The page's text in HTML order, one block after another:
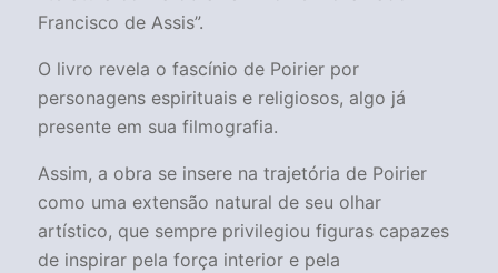
Francisco de Assis”.
O livro revela o fascínio de Poirier por
personagens espirituais e religiosos, algo já
presente em sua filmografia.
Assim, a obra se insere na trajetória de Poirier
como uma extensão natural de seu olhar
artístico, que sempre privilegiou figuras capazes
de inspirar pela força interior e pela